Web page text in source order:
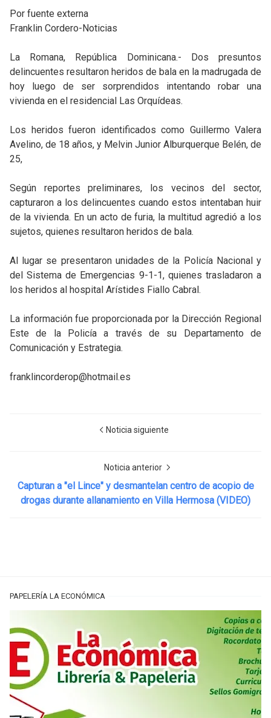
Por fuente externa
Franklin Cordero-Noticias
La Romana, República Dominicana.- Dos presuntos
delincuentes resultaron heridos de bala en la madrugada de
hoy luego de ser sorprendidos intentando robar una
vivienda en el residencial Las Orquídeas.
Los heridos fueron identificados como Guillermo Valera
Avelino, de 18 años, y Melvin Junior Alburquerque Belén, de
25,
Según reportes preliminares, los vecinos del sector,
capturaron a los delincuentes cuando estos intentaban huir
de la vivienda. En un acto de furia, la multitud agredió a los
sujetos, quienes resultaron heridos de bala.
Al lugar se presentaron unidades de la Policía Nacional y
del Sistema de Emergencias 9-1-1, quienes trasladaron a
los heridos al hospital Arístides Fiallo Cabral.
La información fue proporcionada por la Dirección Regional
Este de la Policía a través de su Departamento de
Comunicación y Estrategia.
franklincorderop@hotmail.es
Noticia siguiente
Noticia anterior
Capturan a "el Lince" y desmantelan centro de acopio de
drogas durante allanamiento en Villa Hermosa (VIDEO)
PAPELERÍA LA ECONÓMICA